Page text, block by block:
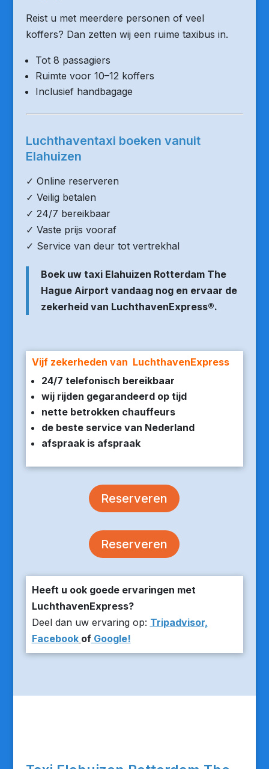
Reist u met meerdere personen of veel
koffers? Dan zetten wij een ruime taxibus in.
Tot 8 passagiers
Ruimte voor 10–12 koffers
Inclusief handbagage
Luchthaventaxi boeken vanuit
Elahuizen
✓ Online reserveren
✓ Veilig betalen
✓ 24/7 bereikbaar
✓ Vaste prijs vooraf
✓ Service van deur tot vertrekhal
Boek uw taxi Elahuizen Rotterdam The
Hague Airport vandaag nog en ervaar de
zekerheid van LuchthavenExpress®.
Vijf zekerheden van LuchthavenExpress
24/7 telefonisch bereikbaar
wij rijden gegarandeerd op tijd
nette betrokken chauffeurs
de beste service van Nederland
afspraak is afspraak
Reserveren
Reserveren
Heeft u ook goede ervaringen met
LuchthavenExpress?
Deel dan uw ervaring op: Tripadvisor,
Facebook ofGoogle!